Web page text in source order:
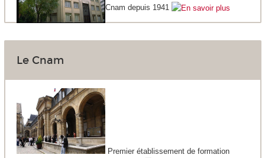
Cnam depuis 1941
Le Cnam
Premier établissement de formation